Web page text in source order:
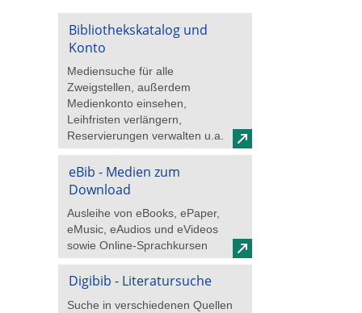
Bibliothekskatalog und
Konto
Mediensuche für alle
Zweigstellen, außerdem
Medienkonto einsehen,
Leihfristen verlängern,
Reservierungen verwalten u.a.
eBib - Medien zum
Download
Ausleihe von eBooks, ePaper,
eMusic, eAudios und eVideos
sowie Online-Sprachkursen
Digibib - Literatursuche
Suche in verschiedenen Quellen